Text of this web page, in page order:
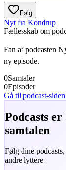
Følg
Nyt fra Kondrup
Fællesskab om
Fan af podcasten
ny episode.
0Samtaler
0Episoder
Gå til podcast-
Podcasts
samtalen
Følg dine
andre lyttere.